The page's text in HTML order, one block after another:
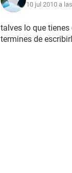
10 jul 2010 a
talves lo que
termines de